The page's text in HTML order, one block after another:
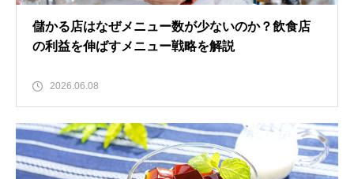
儲かる店はなぜメニュー数が少ないのか？飲食店
の利益を伸ばすメニュー戦略を解説
2026.06.08